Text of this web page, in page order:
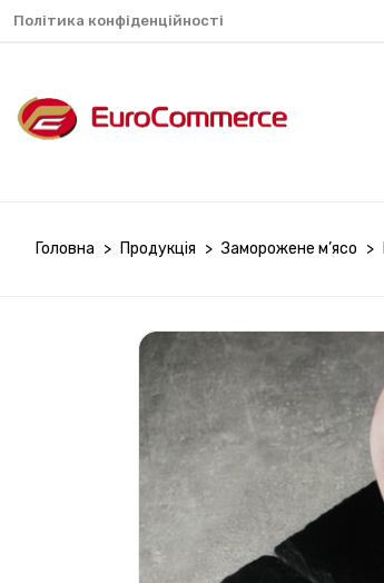
Політика конфіденційності
Головна > Продукція > Заморожене м’ясо >